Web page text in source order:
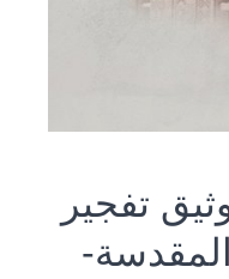
تفجير
المقدسة-